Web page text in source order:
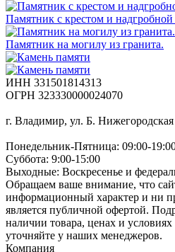
Памятник с крестом и надгробной
Памятник на могилу из гранита.
ИНН 331501814313
ОГРН 323330000024070
г. Владимир, ул. Б.
Понедельник-Пятница: 09:00-
Суббота: 9:00-15:00
Выходные: Воскресенье и
Обращаем ваше внимание, что
информационный характер и ни
является публичной офертой.
наличии товара, ценах и
уточняйте у наших менеджеров.
Компания